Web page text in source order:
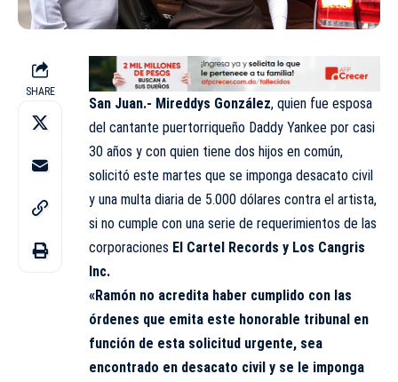
SHARE
San Juan.- Mireddys González, quien fue esposa
del cantante puertorriqueño Daddy Yankee por casi
30 años y con quien tiene dos hijos en común,
solicitó este martes que se imponga desacato civil
y una multa diaria de 5.000 dólares contra el artista,
si no cumple con una serie de requerimientos de las
corporaciones El Cartel Records y Los Cangris
Inc.
«Ramón no acredita haber cumplido con las
órdenes que emita este honorable tribunal en
función de esta solicitud urgente, sea
encontrado en desacato civil y se le imponga